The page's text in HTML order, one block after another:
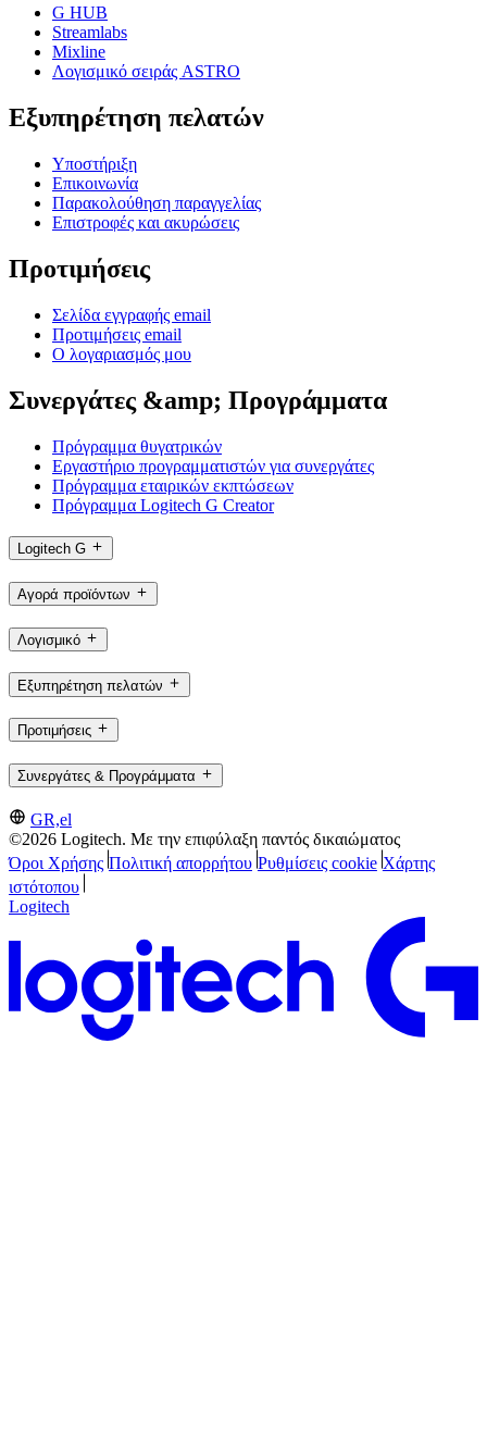
G HUB
Streamlabs
Mixline
Λογισμικό σειράς ASTRO
Εξυπηρέτηση πελατών
Υποστήριξη
Επικοινωνία
Παρακολούθηση παραγγελίας
Επιστροφές και ακυρώσεις
Προτιμήσεις
Σελίδα εγγραφής email
Προτιμήσεις email
Ο λογαριασμός μου
Συνεργάτες &amp; Προγράμματα
Πρόγραμμα θυγατρικών
Εργαστήριο προγραμματιστών για συνεργάτες
Πρόγραμμα εταιρικών εκπτώσεων
Πρόγραμμα Logitech G Creator
Logitech G
Αγορά προϊόντων
Λογισμικό
Εξυπηρέτηση πελατών
Προτιμήσεις
Συνεργάτες & Προγράμματα
GR,el
©2026 Logitech. Με την επιφύλαξη παντός δικαιώματος
Όροι Χρήσης Πολιτική απορρήτου Ρυθμίσεις cookie Χάρτης
ιστότοπου
Logitech